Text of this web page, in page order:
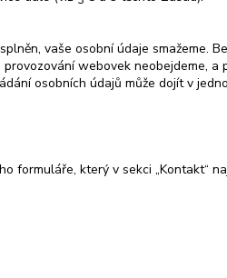
vaše osobní údaje smažeme.
webovek neobejdeme, a
osobních údajů může dojít v
formuláře, který v sekci „Kontakt“